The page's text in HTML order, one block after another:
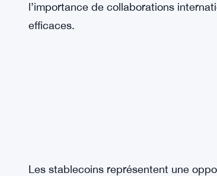
l’importance de collaborations
efficaces.